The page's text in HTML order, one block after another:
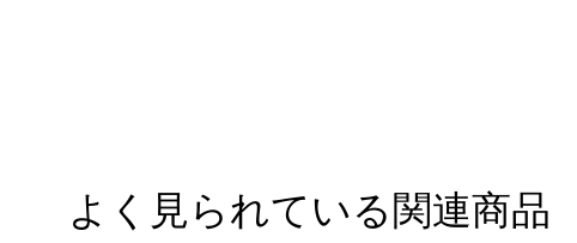
よく見られている関連商品